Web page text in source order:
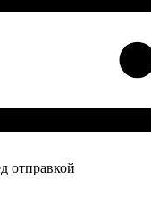
отправкой